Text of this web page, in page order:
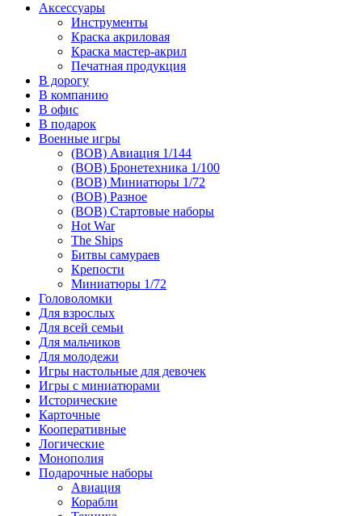
Аксессуары
Инструменты
Краска акриловая
Краска мастер-акрил
Печатная продукция
В дорогу
В компанию
В офис
В подарок
Военные игры
(ВОВ) Авиация 1/144
(ВОВ) Бронетехника 1/100
(ВОВ) Миниатюры 1/72
(ВОВ) Разное
(ВОВ) Стартовые наборы
Hot War
The Ships
Битвы самураев
Крепости
Миниатюры 1/72
Головоломки
Для взрослых
Для всей семьи
Для мальчиков
Для молодежи
Игры настольные для девочек
Игры с миниатюрами
Исторические
Карточные
Кооперативные
Логические
Монополия
Подарочные наборы
Авиация
Корабли